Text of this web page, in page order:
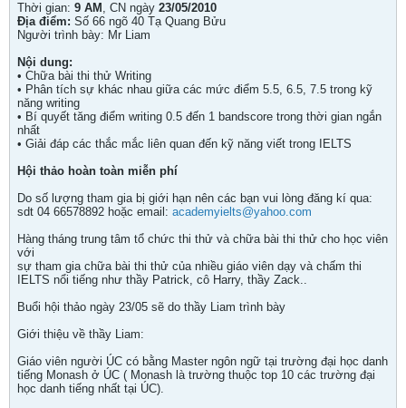
Thời gian: 9 AM , CN ngày 23/05/2010
Địa điểm: Số 66 ngõ 40 Tạ Quang Bửu
Người trình bày: Mr Liam
Nội dung:
• Chữa bài thi thử Writing
• Phân tích sự khác nhau giữa các mức điểm 5.5, 6.5, 7.5 trong kỹ
năng writing
• Bí quyết tăng điểm writing 0.5 đến 1 bandscore trong thời gian ngắn
nhất
• Giải đáp các thắc mắc liên quan đến kỹ năng viết trong IELTS
Hội thảo hoàn toàn miễn phí
Do số lượng tham gia bị giới hạn nên các bạn vui lòng đăng kí qua:
sdt 04 66578892 hoặc email: academyielts@yahoo.com
Hàng tháng trung tâm tổ chức thi thử và chữa bài thi thử cho học viên
với
sự tham gia chữa bài thi thử của nhiều giáo viên dạy và chấm thi
IELTS nổi tiếng như thầy Patrick, cô Harry, thầy Zack..
Buổi hội thảo ngày 23/05 sẽ do thầy Liam trình bày
Giới thiệu về thầy Liam:
Giáo viên người ÚC có bằng Master ngôn ngữ tại trường đại học danh
tiếng Monash ở ÚC ( Monash là trường thuộc top 10 các trường đại
học danh tiếng nhất tại ÚC).